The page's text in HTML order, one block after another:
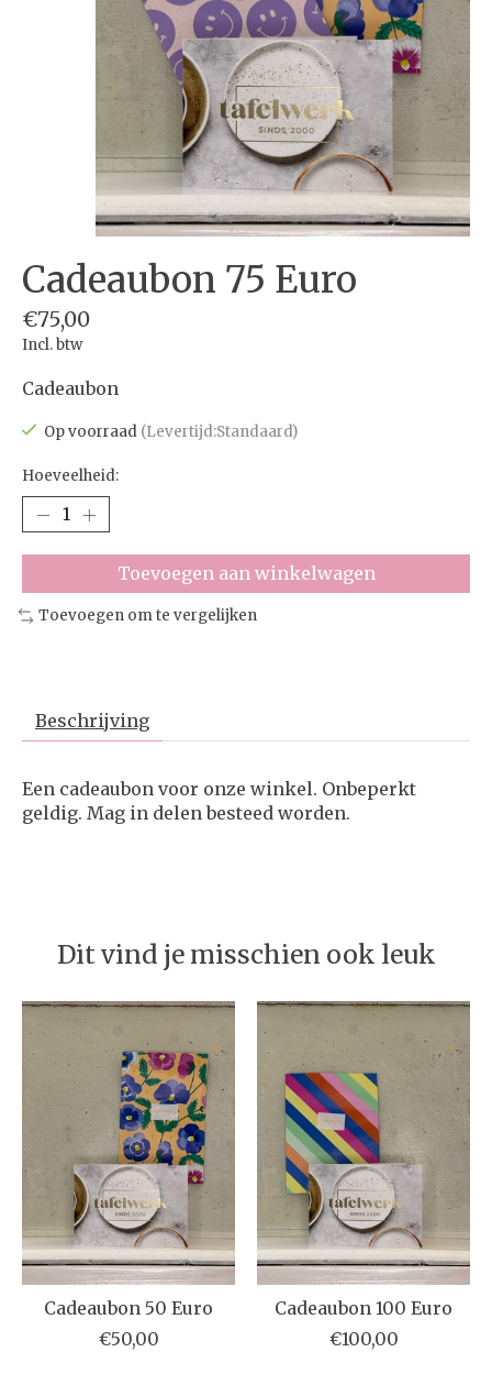
Cadeaubon 75 Euro
€75,00
Incl. btw
Cadeaubon
Op voorraad (Levertijd:Standaard)
Hoeveelheid:
Toevoegen aan winkelwagen
Toevoegen om te vergelijken
Beschrijving
Een cadeaubon voor onze winkel. Onbeperkt
geldig. Mag in delen besteed worden.
Dit vind je misschien ook leuk
Items van productcarrousel
Cadeaubon 50 Euro
€50,00
Cadeaubon 100 Euro
€100,00